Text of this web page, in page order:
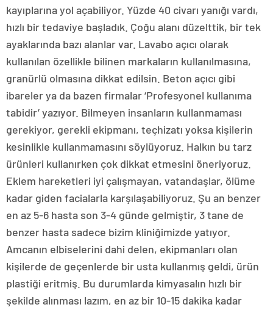
kayıplarına yol açabiliyor. Yüzde 40 civarı yanığı vardı,
hızlı bir tedaviye başladık. Çoğu alanı düzelttik, bir tek
ayaklarında bazı alanlar var. Lavabo açıcı olarak
kullanılan özellikle bilinen markaların kullanılmasına,
granürlü olmasına dikkat edilsin. Beton açıcı gibi
ibareler ya da bazen firmalar ‘Profesyonel kullanıma
tabidir’ yazıyor. Bilmeyen insanların kullanmaması
gerekiyor, gerekli ekipmanı, teçhizatı yoksa kişilerin
kesinlikle kullanmamasını söylüyoruz. Halkın bu tarz
ürünleri kullanırken çok dikkat etmesini öneriyoruz.
Eklem hareketleri iyi çalışmayan, vatandaşlar, ölüme
kadar giden facialarla karşılaşabiliyoruz. Şu an benzer
en az 5-6 hasta son 3-4 günde gelmiştir, 3 tane de
benzer hasta sadece bizim kliniğimizde yatıyor.
Amcanın elbiselerini dahi delen, ekipmanları olan
kişilerde de geçenlerde bir usta kullanmış geldi, ürün
plastiği eritmiş. Bu durumlarda kimyasalın hızlı bir
şekilde alınması lazım, en az bir 10-15 dakika kadar